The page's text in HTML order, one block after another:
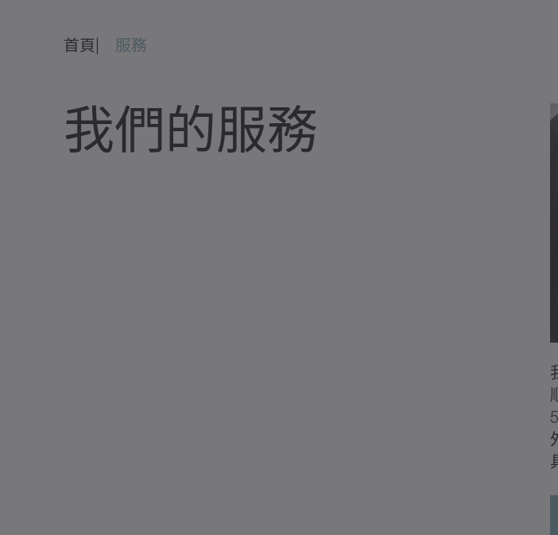
首頁 服務
我們的服務